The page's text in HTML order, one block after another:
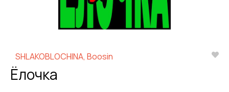
SHLAKOBLOCHINA, Boosin
Ёлочка